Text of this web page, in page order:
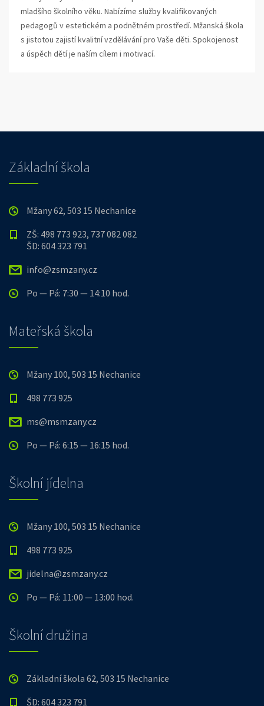
mladšího školního věku. Nabízíme služby kvalifikovaných
pedagogů v estetickém a podnětném prostředí. Mžanská škola
s jistotou zajistí kvalitní vzdělávání pro Vaše děti. Spokojenost
a úspěch dětí je naším cílem i motivací.
Základní škola
Mžany 62, 503 15 Nechanice
ZŠ: 498 773 923, 737 082 082
ŠD: 604 323 791
info@zsmzany.cz
Po — Pá: 7:30 — 14:10 hod.
Mateřská škola
Mžany 100, 503 15 Nechanice
498 773 925
ms@msmzany.cz
Po — Pá: 6:15 — 16:15 hod.
Školní jídelna
Mžany 100, 503 15 Nechanice
498 773 925
jidelna@zsmzany.cz
Po — Pá: 11:00 — 13:00 hod.
Školní družina
Základní škola 62, 503 15 Nechanice
ŠD: 604 323 791